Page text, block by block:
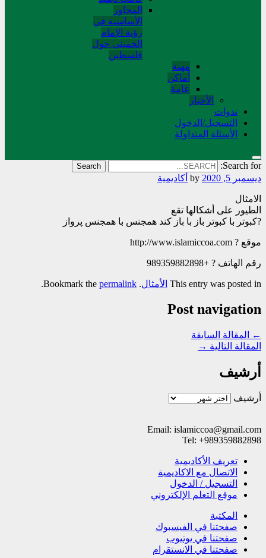
المحاور
الأساسية في
رؤية الإمام
الخميني حول
فلسطین
مهنة
أماکن
عامة
الأخبار
ندوات
التسجیل/الدخول
الأسئلة المتداولة
Search for:
ديسمبر 5, 2020
أکادیمیة
الامثال
الطیور علی أشکالها تقع
?کبوتر با کبوتر باز با باز کند همجنس با همجنس پرواز
موقع ? http://www.islamiccoa.com
رقم الهاتف ? +989359882898
This entry was posted in الأمثال. Bookmark the
permalink
.
Post navigation
←
المقالة السابقة
المقالة التالية →
أرشيف
أرشيف
Email: islamiccoa@gmail.com
Tel: +989359882898
تعریف الأکادیمیة
الاتصال مع الاکادیمیة
التسجیل / الدخول
موقع التعلم الإلکتروني
المکتبة
صفحتنا في الفيسبوك
صفحتنا في یوتیوب
صفحتنا في الانستقرام